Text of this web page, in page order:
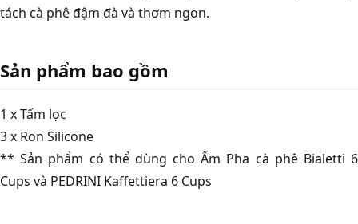
tách cà phê đậm đà và thơm ngon.
Sản phẩm bao gồm
1 x Tấm lọc
3 x Ron Silicone
** Sản phẩm có thể dùng cho Ấm Pha cà phê Bialetti 6
Cups và PEDRINI Kaffettiera 6 Cups